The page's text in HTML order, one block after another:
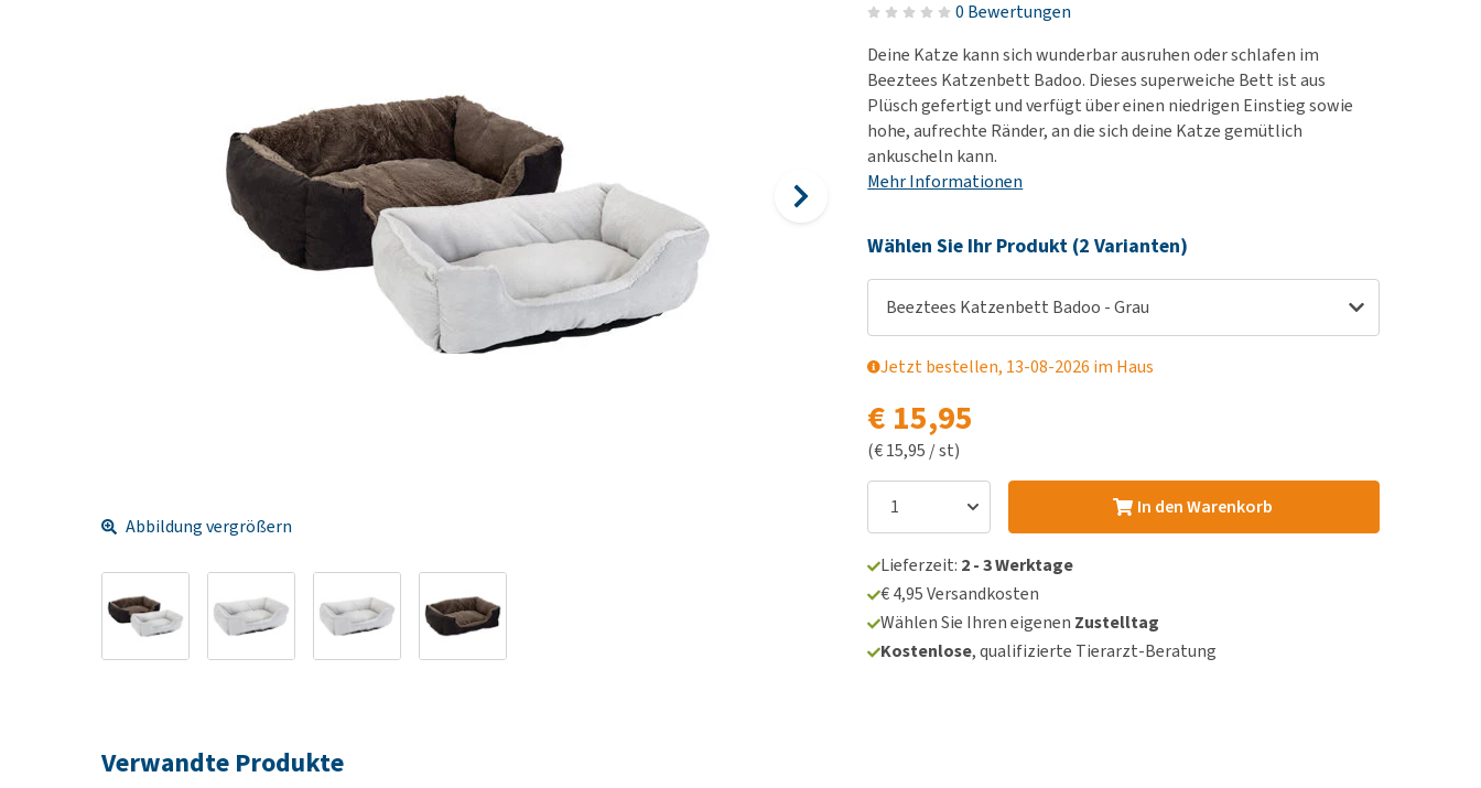
Alles ansehen
Alles ansehen
Harn-, Nieren- und
Haut-/Fellprobleme und
Juckreiz
Nierenproblemen
Alles ansehen
0 Bewertungen
Deine Katze kann sich wunderbar ausruhen oder schlafen im
Beeztees Katzenbett Badoo. Dieses superweiche Bett ist aus
Plüsch gefertigt und verfügt über einen niedrigen Einstieg sowie
hohe, aufrechte Ränder, an die sich deine Katze gemütlich
ankuscheln kann.
Mehr Informationen
Abbildung vergrößern
Wählen Sie Ihr Produkt (2 Varianten)
Beeztees Katzenbett Badoo - Grau
Jetzt bestellen, 13-08-2026 im Haus
€ 15,95
(€ 15,95 / st)
In den Warenkorb
Lieferzeit: 2 - 3 Werktage
€ 4,95 Versandkosten
Wählen Sie Ihren eigenen Zustelltag
Kostenlose, qualifizierte Tierarzt-Beratung
Verwandte Produkte